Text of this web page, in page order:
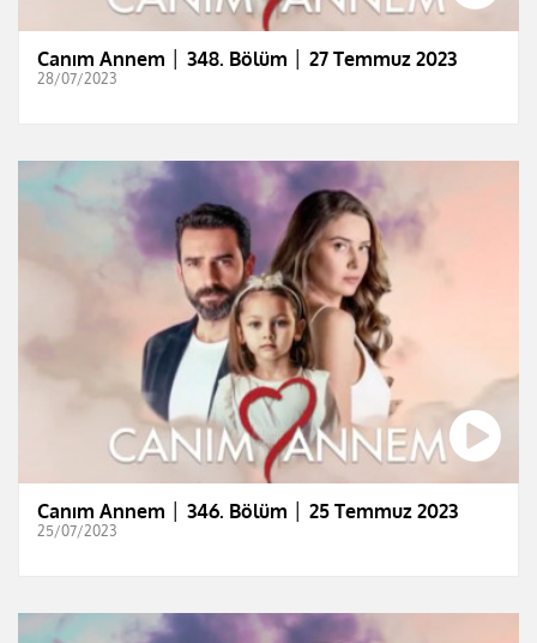
Canım Annem │ 348. Bölüm │ 27 Temmuz 2023
28/07/2023
Canım Annem │ 346. Bölüm │ 25 Temmuz 2023
25/07/2023